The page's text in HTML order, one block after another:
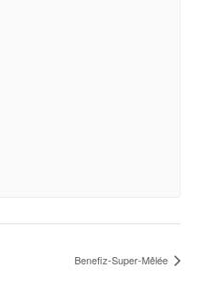
Benefiz-Super-Mêlée